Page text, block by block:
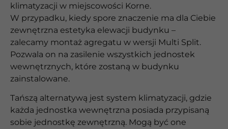
klimatyzacji w miejscowości Korne.
W przypadku, kiedy spore znaczenie ma dla Ciebie
zewnętrzna estetyka elewacji budynku –
zalecamy montaż agregatu w wersji Multi Split.
Pozwala on na zasilenie wszystkich jednostek
wewnętrznych, które zostaną w budynku
zainstalowane.
Tańszą alternatywą jest system klimatyzacji, gdzie
każda jednostka wewnętrzna posiada przypisaną
sobie jednostkę zewnętrzną. Mogą być one